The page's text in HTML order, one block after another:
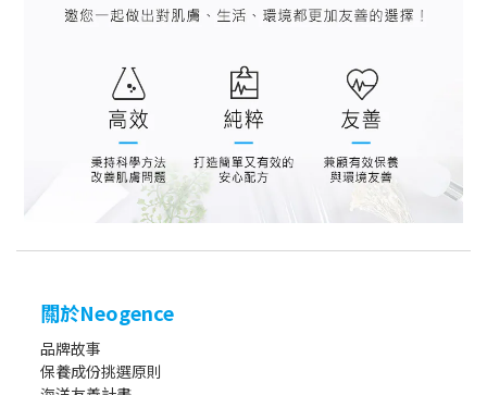
關於Neogence
品牌故事
保養成份挑選原則